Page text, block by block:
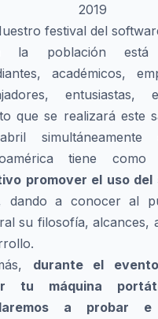
2019
festival del
la población está
académicos,
entusiastas,
que se realizará este
tiene como
promover el uso
dando a conocer al
su filosofía, alcances,
durante el
tu máquina
a probar e